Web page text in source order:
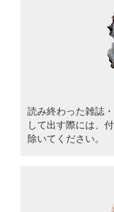
読み終わった雑誌
して出す際には、
除いてください。